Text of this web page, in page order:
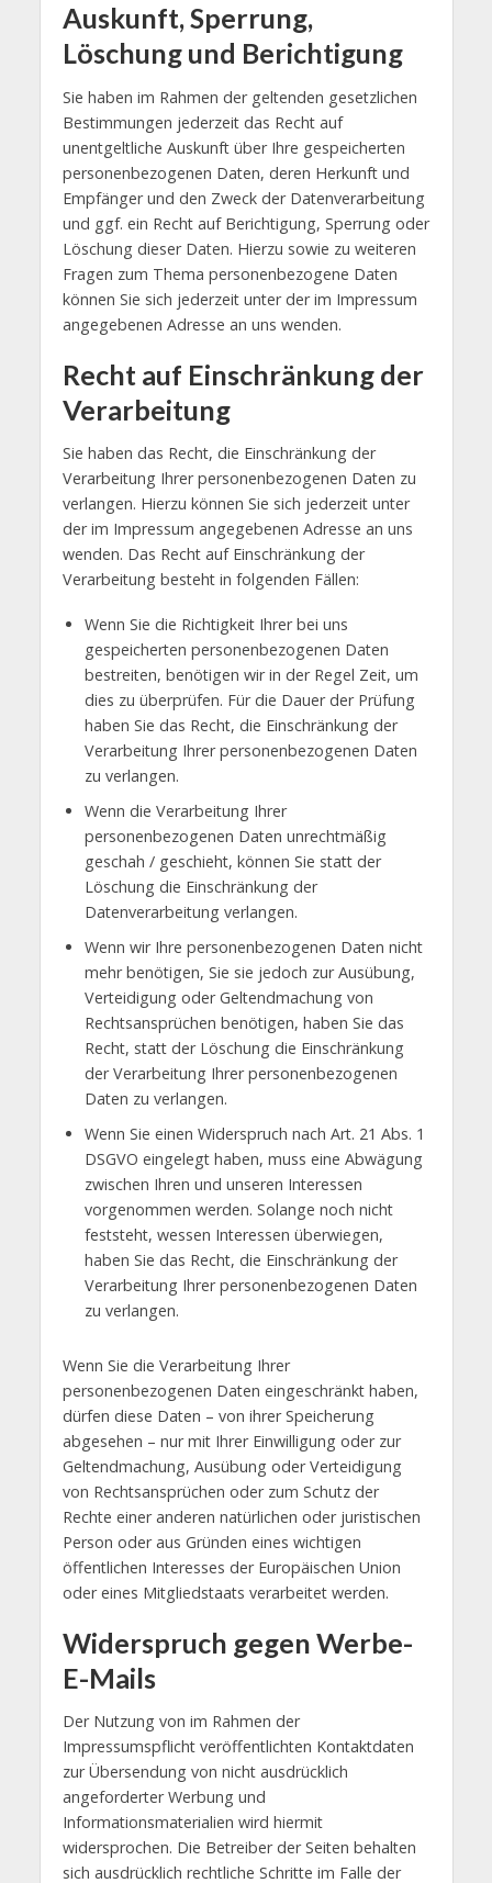
Auskunft, Sperrung,
Löschung und Berichtigung
Sie haben im Rahmen der geltenden gesetzlichen
Bestimmungen jederzeit das Recht auf
unentgeltliche Auskunft über Ihre gespeicherten
personenbezogenen Daten, deren Herkunft und
Empfänger und den Zweck der Datenverarbeitung
und ggf. ein Recht auf Berichtigung, Sperrung oder
Löschung dieser Daten. Hierzu sowie zu weiteren
Fragen zum Thema personenbezogene Daten
können Sie sich jederzeit unter der im Impressum
angegebenen Adresse an uns wenden.
Recht auf Einschränkung der
Verarbeitung
Sie haben das Recht, die Einschränkung der
Verarbeitung Ihrer personenbezogenen Daten zu
verlangen. Hierzu können Sie sich jederzeit unter
der im Impressum angegebenen Adresse an uns
wenden. Das Recht auf Einschränkung der
Verarbeitung besteht in folgenden Fällen:
Wenn Sie die Richtigkeit Ihrer bei uns
gespeicherten personenbezogenen Daten
bestreiten, benötigen wir in der Regel Zeit, um
dies zu überprüfen. Für die Dauer der Prüfung
haben Sie das Recht, die Einschränkung der
Verarbeitung Ihrer personenbezogenen Daten
zu verlangen.
Wenn die Verarbeitung Ihrer
personenbezogenen Daten unrechtmäßig
geschah / geschieht, können Sie statt der
Löschung die Einschränkung der
Datenverarbeitung verlangen.
Wenn wir Ihre personenbezogenen Daten nicht
mehr benötigen, Sie sie jedoch zur Ausübung,
Verteidigung oder Geltendmachung von
Rechtsansprüchen benötigen, haben Sie das
Recht, statt der Löschung die Einschränkung
der Verarbeitung Ihrer personenbezogenen
Daten zu verlangen.
Wenn Sie einen Widerspruch nach Art. 21 Abs. 1
DSGVO eingelegt haben, muss eine Abwägung
zwischen Ihren und unseren Interessen
vorgenommen werden. Solange noch nicht
feststeht, wessen Interessen überwiegen,
haben Sie das Recht, die Einschränkung der
Verarbeitung Ihrer personenbezogenen Daten
zu verlangen.
Wenn Sie die Verarbeitung Ihrer
personenbezogenen Daten eingeschränkt haben,
dürfen diese Daten – von ihrer Speicherung
abgesehen – nur mit Ihrer Einwilligung oder zur
Geltendmachung, Ausübung oder Verteidigung
von Rechtsansprüchen oder zum Schutz der
Rechte einer anderen natürlichen oder juristischen
Person oder aus Gründen eines wichtigen
öffentlichen Interesses der Europäischen Union
oder eines Mitgliedstaats verarbeitet werden.
Widerspruch gegen Werbe-
E-Mails
Der Nutzung von im Rahmen der
Impressumspflicht veröffentlichten Kontaktdaten
zur Übersendung von nicht ausdrücklich
angeforderter Werbung und
Informationsmaterialien wird hiermit
widersprochen. Die Betreiber der Seiten behalten
sich ausdrücklich rechtliche Schritte im Falle der